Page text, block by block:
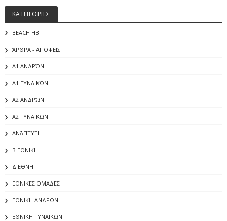
ΚΑΤΗΓΟΡΙΕΣ
BEACH HB
ΆΡΘΡΑ - ΑΠΌΨΕΙΣ
Α1 ΑΝΔΡΏΝ
Α1 ΓΥΝΑΙΚΏΝ
Α2 ΑΝΔΡΏΝ
Α2 ΓΥΝΑΙΚΩΝ
ΑΝΆΠΤΥΞΗ
Β ΕΘΝΙΚΗ
ΔΙΕΘΝΗ
ΕΘΝΙΚΕΣ ΟΜΑΔΕΣ
ΕΘΝΙΚΗ ΑΝΔΡΩΝ
ΕΘΝΙΚΗ ΓΥΝΑΙΚΩΝ